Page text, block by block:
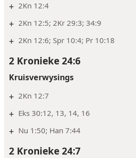
+ 2Kn 12:4
+ 2Kn 12:5; 2Kr 29:3; 34:9
+ 2Kn 12:6; Spr 10:4; Pr 10:18
2 Kronieke 24:6
Kruisverwysings
+ 2Kn 12:7
+ Eks 30:12, 13, 14, 16
+ Nu 1:50; Han 7:44
2 Kronieke 24:7